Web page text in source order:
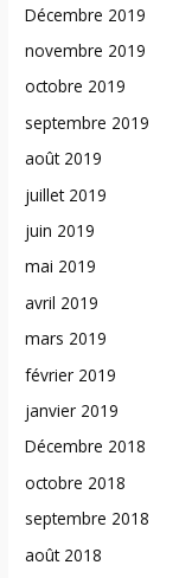
Décembre 2019
novembre 2019
octobre 2019
septembre 2019
août 2019
juillet 2019
juin 2019
mai 2019
avril 2019
mars 2019
février 2019
janvier 2019
Décembre 2018
octobre 2018
septembre 2018
août 2018